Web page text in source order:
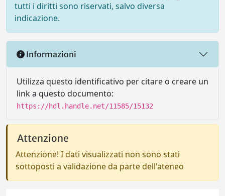
tutti i diritti sono riservati, salvo diversa
indicazione.
Informazioni
Utilizza questo identificativo per citare o creare un
link a questo documento:
https://hdl.handle.net/11585/15132
Attenzione
Attenzione! I dati visualizzati non sono stati
sottoposti a validazione da parte dell'ateneo